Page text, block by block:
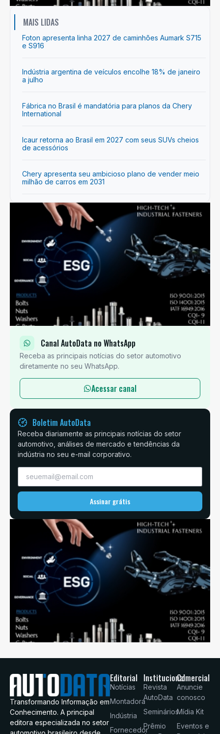
MAIS LIDAS
Foton apresenta linha 2027 de caminhões Aumark S715
e S916
Indústria argentina de veículos encolhe 18% de janeiro
a julho
Fábrica no Brasil é mandatória para planos da Chery
International
Icaur retorna ao Brasil em 2027 com seus SUVs cheios
de acessórios
Chery apresenta seu ambicioso plano de vender meio
milhão de carros em 2031
Canal AutoData no WhatsApp
Receba as principais notícias do setor automotivo
diretamente no seu WhatsApp.
Acessar canal
Boletim AutoData
Receba diariamente as principais notícias do setor
automotivo, análises de mercado e tendências da
indústria no seu e-mail corporativo.
Assinar grátis
Transformando Informação em
Conhecimento. A principal
editora especializada no setor
Editorial
Notícias
Montadora
Indústria
Fornecedor
Institucional
Revista
AutoData
Seminários
Prêmio
Comercial
Anuncie
conosco
Mídia Kit
Eventos e